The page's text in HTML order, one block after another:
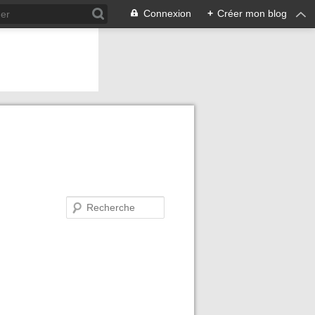
Connexion + Créer mon blog